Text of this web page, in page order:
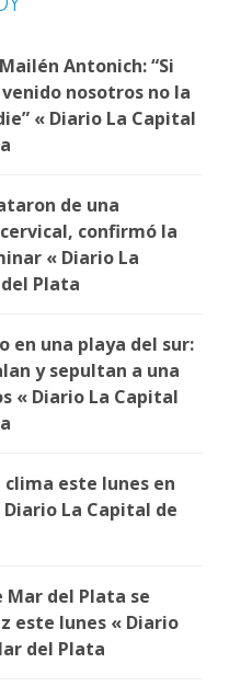
Antonich: “Si
nosotros no la
« Diario La Capital
de una
confirmó la
« Diario La
Plata
en una playa del sur:
y sepultan a una
« Diario La Capital
este lunes en
La Capital de
Mar del Plata se
este lunes « Diario
del Plata